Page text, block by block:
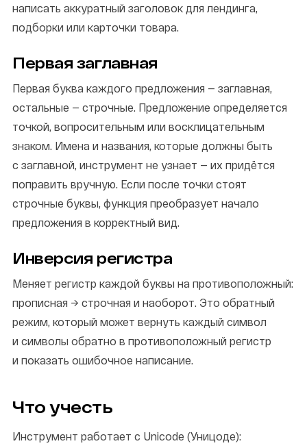
написать аккуратный заголовок для лендинга,
подборки или карточки товара.
Первая заглавная
Первая буква каждого предложения — заглавная,
остальные — строчные. Предложение определяется
точкой, вопросительным или восклицательным
знаком. Имена и названия, которые должны быть
с заглавной, инструмент не узнает — их придётся
поправить вручную. Если после точки стоят
строчные буквы, функция преобразует начало
предложения в корректный вид.
Инверсия регистра
Меняет регистр каждой буквы на противоположный:
прописная → строчная и наоборот. Это обратный
режим, который может вернуть каждый символ
и символы обратно в противоположный регистр
и показать ошибочное написание.
Что учесть
Инструмент работает с Unicode (Уницоде):